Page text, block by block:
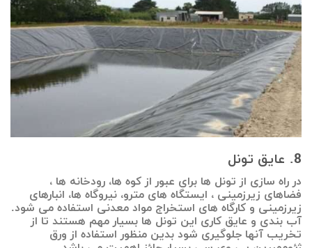
8. عایق تونل
در راه سازی از تونل ها برای عبور از کوه ها، رودخانه ها ،
فضاهای زیرزمینی ، ایستگاه های مترو، نیروگاه ها، انبارهای
زیرزمینی و کارگاه های استخراج مواد معدنی استفاده می شود.
آب بندی و عایق کاری این تونل ها بسیار مهم هستند تا از
تخریب آنها جلوگیری شود بدین منظور استفاده از ورق